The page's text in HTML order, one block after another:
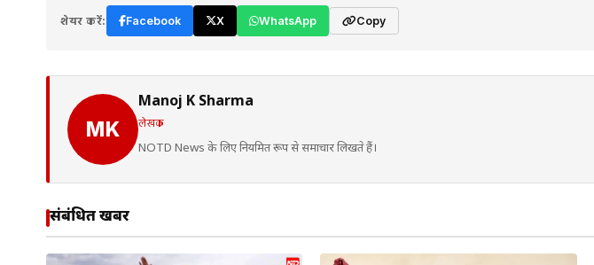
शेयर करें: Facebook X WhatsApp Copy
MK
Manoj K Sharma
लेखक
NOTD News के लिए नियमित रूप से समाचार लिखते हैं।
संबंधित खबरें